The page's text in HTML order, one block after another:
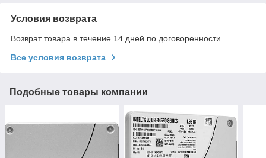
Условия возврата
Возврат товара в течение 14 дней по договоренности
Все условия возврата
Подобные товары компании